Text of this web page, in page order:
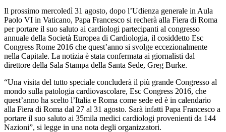
Il prossimo mercoledì 31 agosto, dopo l’Udienza generale in Aula
Paolo VI in Vaticano, Papa Francesco si recherà alla Fiera di Roma
per portare il suo saluto ai cardiologi partecipanti al congresso
annuale della Società Europea di Cardiologia, il cosiddetto Esc
Congress Rome 2016 che quest’anno si svolge eccezionalmente
nella Capitale. La notizia è stata confermata ai giornalisti dal
direttore della Sala Stampa della Santa Sede, Greg Burke.
“Una visita del tutto speciale concluderà il più grande Congresso al
mondo sulla patologia cardiovascolare, Esc Congress 2016, che
quest’anno ha scelto l’Italia e Roma come sede ed è in calendario
alla Fiera di Roma dal 27 al 31 agosto. Sarà infatti Papa Francesco a
portare il suo saluto ai 35mila medici cardiologi provenienti da 144
Nazioni”, si legge in una nota degli organizzatori.